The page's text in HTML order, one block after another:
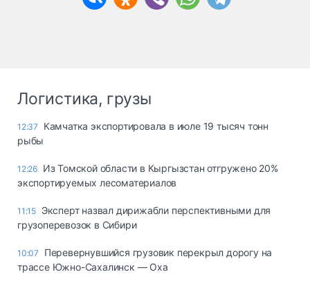
Логистика, грузы
12:37
Камчатка экспортировала в июле 19 тысяч тонн
рыбы
12:26 Из Томской области в Кыргызстан отгружено 20%
экспортируемых лесоматериалов
11:15 Эксперт назвал дирижабли перспективными для
грузоперевозок в Сибири
10:07
Перевернувшийся грузовик перекрыл дорогу на
трассе Южно-Сахалинск — Оха